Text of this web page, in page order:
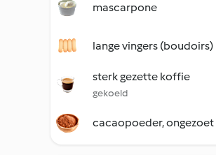
mascarpone
lange vingers (boudoirs)
sterk gezette koffie
gekoeld
cacaopoeder, ongezoet